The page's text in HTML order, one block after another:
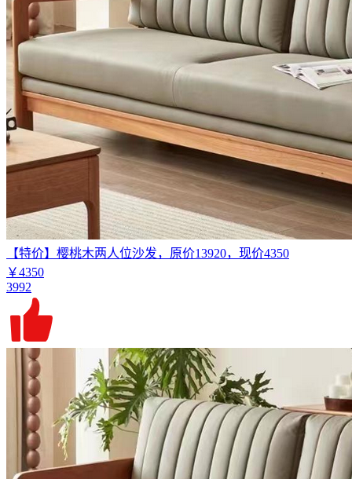
【特价】樱桃木两人位沙发，原价13920，现价4350
￥4350
3992